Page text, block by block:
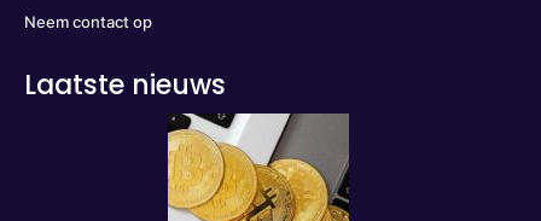
Neem contact op
Laatste nieuws